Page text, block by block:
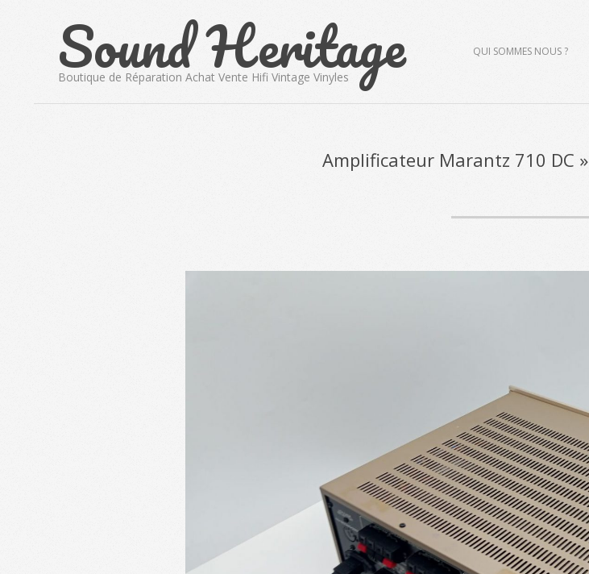
Sound Heritage
Boutique de Réparation Achat Vente Hifi Vintage Vinyles
PrimaryQUI SOMMES NOUS ?
Amplificateur Marantz 710 DC »